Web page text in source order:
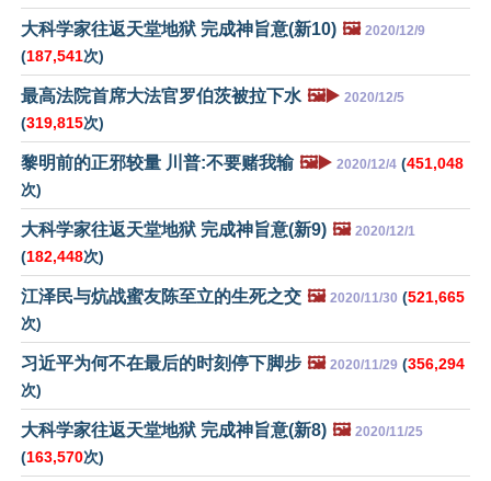
大科学家往返天堂地狱 完成神旨意(新10) 🖼️ 2020/12/9
(187,541次)
最高法院首席大法官罗伯茨被拉下水 🖼️▶️ 2020/12/5
(319,815次)
黎明前的正邪较量 川普:不要赌我输 🖼️▶️ 2020/12/4 (451,048
次)
大科学家往返天堂地狱 完成神旨意(新9) 🖼️ 2020/12/1
(182,448次)
江泽民与炕战蜜友陈至立的生死之交 🖼️ 2020/11/30 (521,665
次)
习近平为何不在最后的时刻停下脚步 🖼️ 2020/11/29 (356,294
次)
大科学家往返天堂地狱 完成神旨意(新8) 🖼️ 2020/11/25
(163,570次)